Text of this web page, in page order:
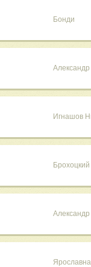
Бонди
Александр
Игнашов
Александр
Ярославна